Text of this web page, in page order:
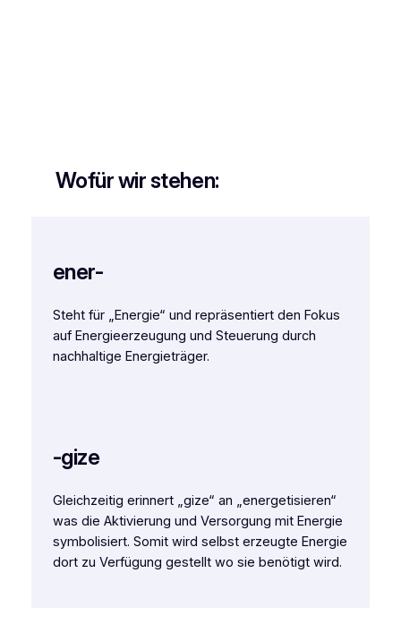
Wofür wir stehen:
ener-
Steht für „Energie“ und repräsentiert den Fokus
auf Energieerzeugung und Steuerung durch
nachhaltige Energieträger.
-gize
Gleichzeitig erinnert „gize“ an „energetisieren“
was die Aktivierung und Versorgung mit Energie
symbolisiert. Somit wird selbst erzeugte Energie
dort zu Verfügung gestellt wo sie benötigt wird.